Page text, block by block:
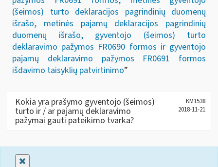
(šeimos) turto deklaracijos pagrindinių duomenų
išrašo, metinės pajamų deklaracijos pagrindinių
duomenų išrašo, gyventojo (šeimos) turto
deklaravimo pažymos FR0690 formos ir gyventojo
pajamų deklaravimo pažymos FR0691 formos
išdavimo taisyklių patvirtinimo”
Kokia yra prašymo gyventojo (šeimos)
turto ir / ar pajamų deklaravimo
pažymai gauti pateikimo tvarka?
KM1538
2018-11-21